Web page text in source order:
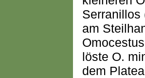
Serranillos
am
löste O.
dem